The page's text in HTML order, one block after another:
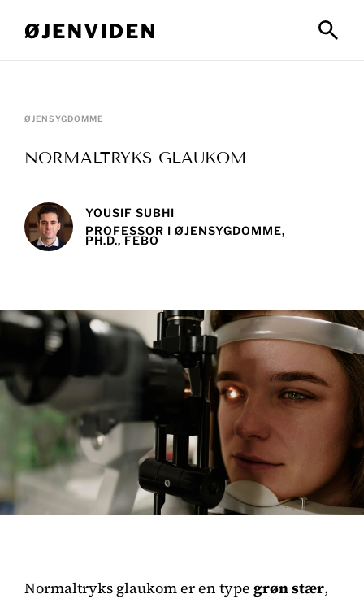
ØJENSYGDOMME
NORMALTRYKS GLAUKOM
YOUSIF SUBHI
PROFESSOR I ØJENSYGDOMME,
PH.D., FEBO
Normaltryks glaukom er en type grøn stær,